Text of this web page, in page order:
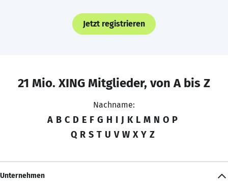
Jetzt registrieren
21 Mio. XING Mitglieder, von A bis Z
Nachname:
A B C D E F G H I J K L M N O P
Q R S T U V W X Y Z
Unternehmen